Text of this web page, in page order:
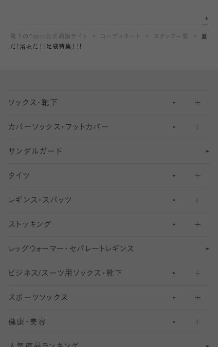
靴下のTabio公式通販サイト コーディネート スタッフ一覧
夏
だ！浴衣だ！！足袋特集！！！
ソックス・靴下
五本指ソックス・靴下
足袋ソックス・靴下
無地・プレーンソックス・靴下
柄ソックス・靴下
スニーカー（くるぶし）用ソックス
アンクル・ショートソックス（くるぶし上）
クルーソックス（ふくらはぎ下）
ハイソックス
オーバーニー・ニーハイソックス
カバーソックス・フットカバー
フットカバー・カバーソックス（深め）
フットカバー・カバーソックス（ふつう）
フットカバー・カバーソックス（浅め）
サンダルガード
タイツ
30デニール以下のタイツ（薄手タイツ）
31〜40デニールタイツ
41〜60デニールタイツ
61〜80デニールタイツ
81 〜110デニールタイツ
111〜210デニールタイツ
レギンス・スパッツ
柄レギンス
無地レギンス
レギンスパンツ（レギパン）
マタニティレギンス
5 分丈
ストッキング
伝線しにくいストッキング
ショートストッキング
結婚式用ストッキング
美脚ストッキング
レッ グ ウォー マー ・ セパレー ト レ ギンス
ビジネス/スーツ用 ソックス・靴下
匠シリーズ
フレッシャーズ向けソックス・靴下
スポーツソックス
ランニングソックス・靴下
健康・美容